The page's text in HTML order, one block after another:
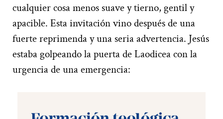
cualquier cosa menos suave y tierno, gentil y
apacible. Esta invitación vino después de una
fuerte reprimenda y una seria advertencia. Jesús
estaba golpeando la puerta de Laodicea con la
urgencia de una emergencia: